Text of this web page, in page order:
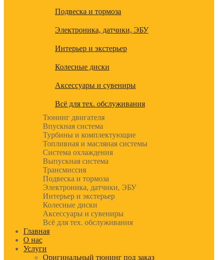
Подвеска и тормоза
Электроника, датчики, ЭБУ
Интерьер и экстерьер
Колесные диски
Аксессуары и сувениры
Всё для тех. обслуживания
Тюнинг двигателя
Впускная система
Турбины и комплектующие
Топливная и масляная системы
Система охлаждения
Выпускная система
Трансмиссия
Подвеска и тормоза
Электроника, датчики, ЭБУ
Интерьер и экстерьер
Колесные диски
Аксессуары и сувениры
Всё для тех. обслуживания
Главная
О нас
Услуги
Оригинальный тюнинг под заказ